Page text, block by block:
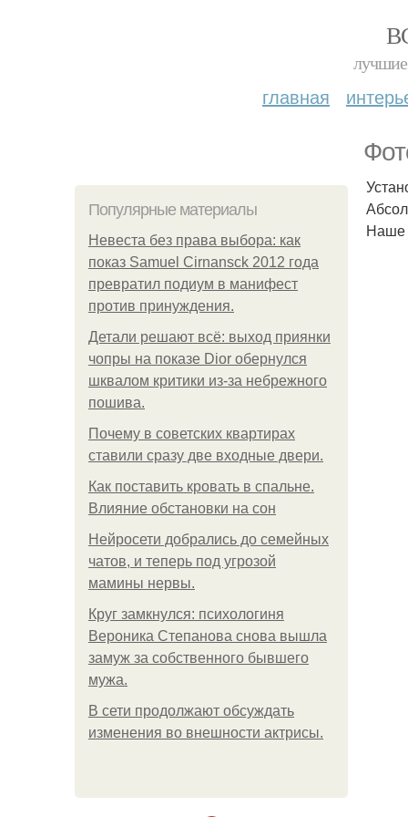
лучшие
главная
Популярные материалы
Невеста без права выбора: как
показ Samuel Cirnansck 2012 года
превратил подиум в манифест
против принуждения.
Детали решают всё: выход приянки
чопры на показе Dior обернулся
шквалом критики из-за небрежного
пошива.
Почему в советских квартирах
ставили сразу две входные двери.
Как поставить кровать в спальне.
Влияние обстановки на сон
Нейросети добрались до семейных
чатов, и теперь под угрозой
мамины нервы.
Круг замкнулся: психологиня
Вероника Степанова снова вышла
замуж за собственного бывшего
мужа.
В сети продолжают обсуждать
изменения во внешности актрисы.
Наше